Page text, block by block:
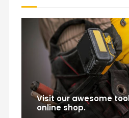
Visit our awesome
online shop.